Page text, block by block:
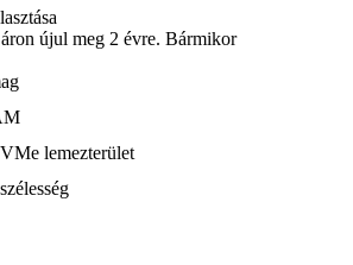
újul meg 2 évre. Bármikor
lemezterület